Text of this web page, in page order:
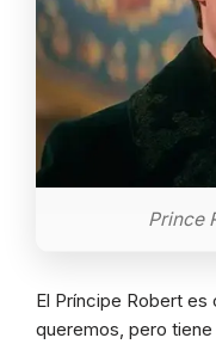
Prince
El Príncipe Robert
queremos, pero